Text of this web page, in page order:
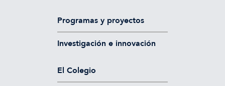
Programas y proyectos
Investigación e innovación
El Colegio